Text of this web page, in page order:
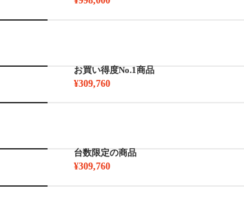
お買い得度No.1商品
¥309,760
台数限定の商品
¥309,760